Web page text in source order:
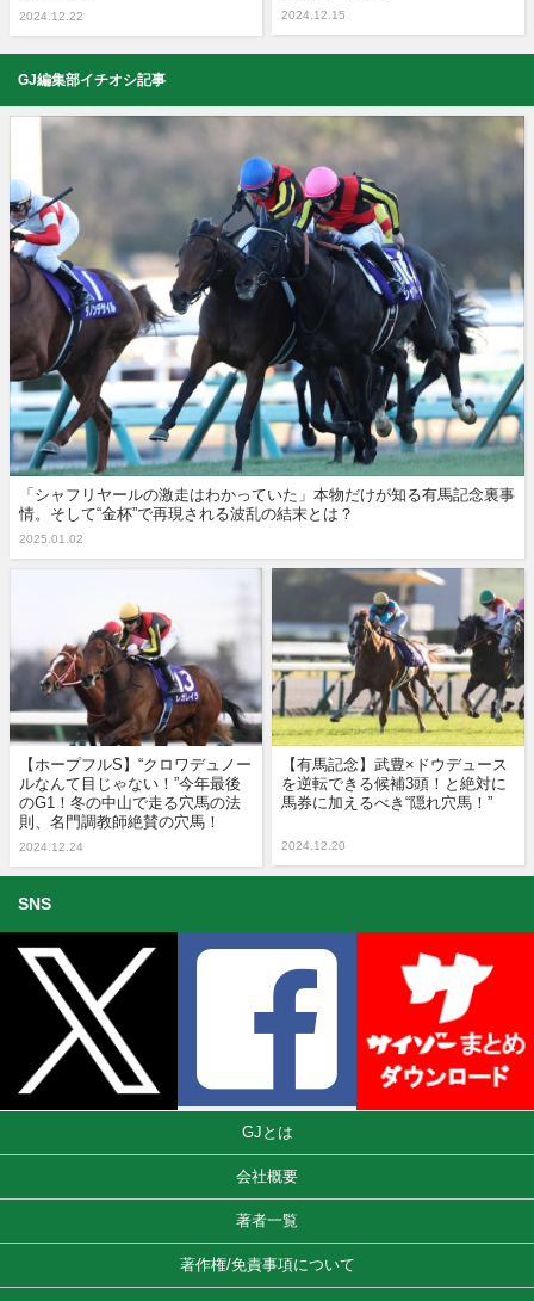
2024.12.22 2024.12.15
GJ編集部イチオシ記事
「シャフリヤールの激走はわかっていた」本物だけが知る有馬記念裏事
情。そして“金杯”で再現される波乱の結末とは？
2025.01.02
【ホープフルS】“クロワデュノー
ルなんて目じゃない！”今年最後
のG1！冬の中山で走る穴馬の法
則、名門調教師絶賛の穴馬！
2024.12.24
【有馬記念】武豊×ドウデュース
を逆転できる候補3頭！と絶対に
馬券に加えるべき“隠れ穴馬！”
2024.12.20
SNS
GJとは
会社概要
著者一覧
著作権/免責事項について